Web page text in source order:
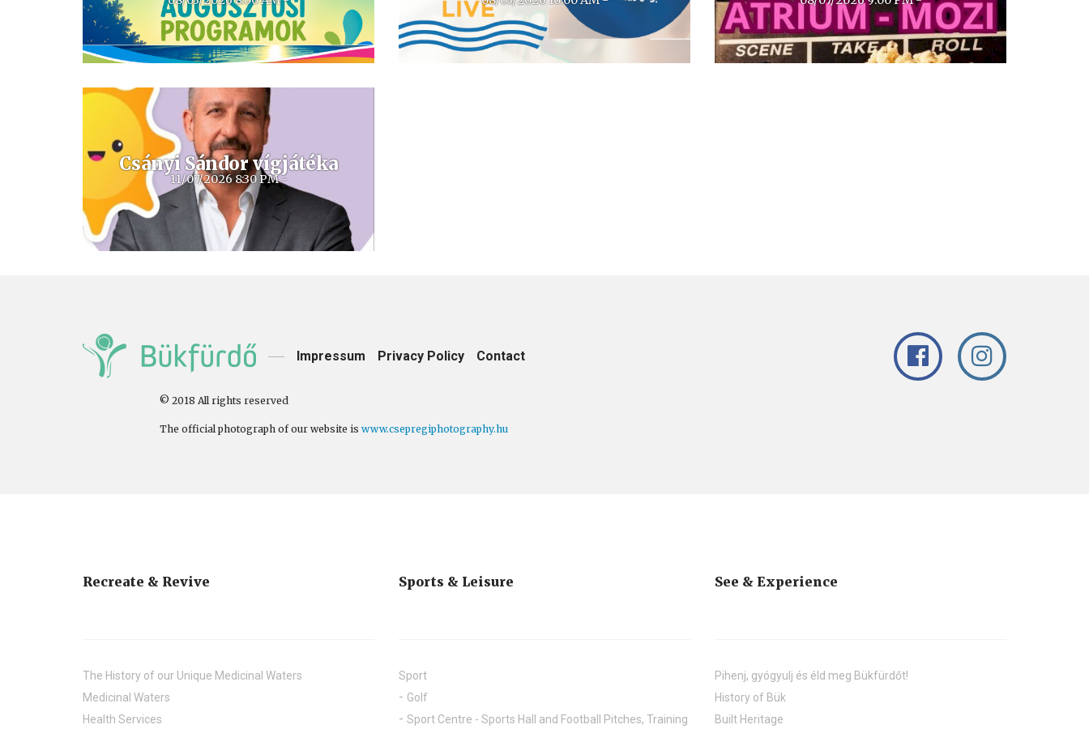
Egy délelőtt, amit még sokáig emlegetni fognak!
Csányi Sándor vígjátéka
11/07/2026 8:30 PM -
Impressum Privacy Policy Contact
© 2018 All rights reserved
The official photograph of our website is www.csepregiphotography.hu
Recreate & Revive
The History of our Unique Medicinal Waters
Medicinal Waters
Health Services
Sports & Leisure
Sport
Golf
Sport Centre - Sports Hall and Football Pitches, Training
See & Experience
Pihenj, gyógyulj és éld meg Bükfürdőt!
History of Bük
Built Heritage